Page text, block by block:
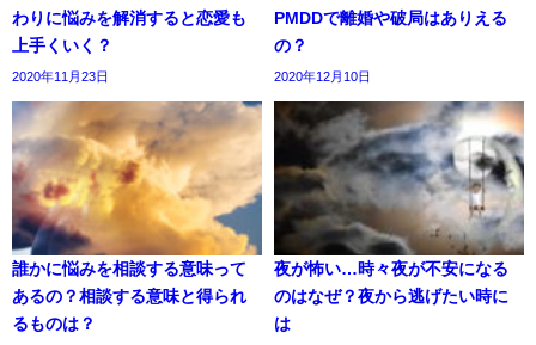
わりに悩みを解消すると恋愛も
上手くいく？
2020年11月23日
PMDDで離婚や破局はありえる
の？
2020年12月10日
誰かに悩みを相談する意味って
あるの？相談する意味と得られ
るものは？
夜が怖い…時々夜が不安になる
のはなぜ？夜から逃げたい時に
は